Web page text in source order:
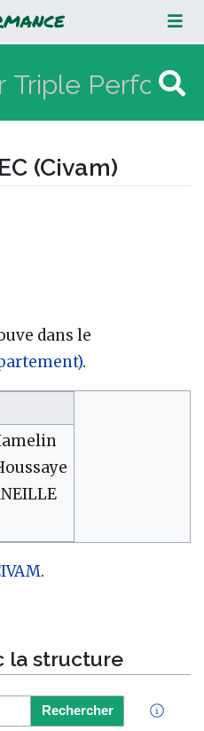
(Civam)
dans le
.
.
la structure
Rechercher